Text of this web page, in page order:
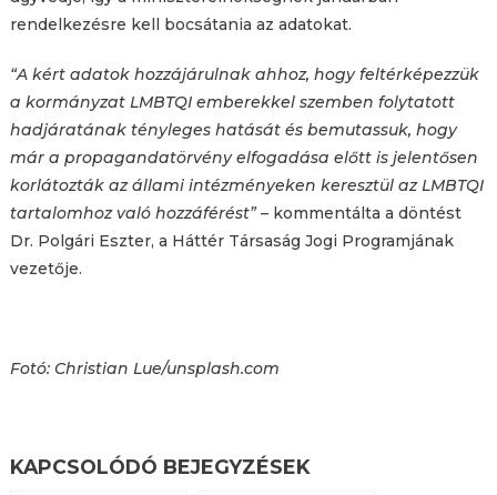
rendelkezésre kell bocsátania az adatokat.
“A kért adatok hozzájárulnak ahhoz, hogy feltérképezzük
a kormányzat LMBTQI emberekkel szemben folytatott
hadjáratának tényleges hatását és bemutassuk, hogy
már a propagandatörvény elfogadása előtt is jelentősen
korlátozták az állami intézményeken keresztül az LMBTQI
tartalomhoz való hozzáférést”– kommentálta a döntést
Dr. Polgári Eszter, a Háttér Társaság Jogi Programjának
vezetője.
Fotó: Christian Lue/unsplash.com
KAPCSOLÓDÓ BEJEGYZÉSEK